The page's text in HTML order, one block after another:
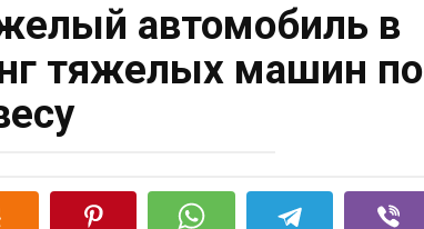
автомобиль в
тяжелых машин по